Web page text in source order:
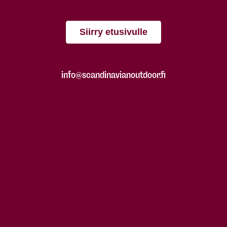
Siirry etusivulle
info@scandinavianoutdoor.fi